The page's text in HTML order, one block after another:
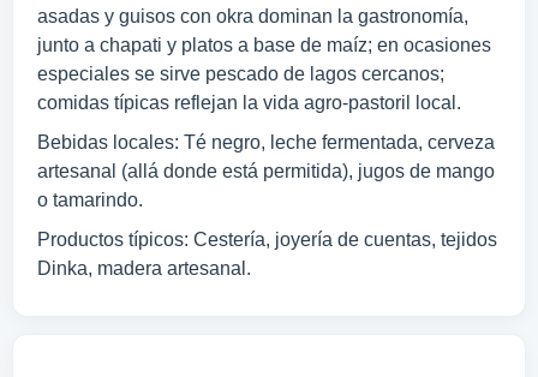
asadas y guisos con okra dominan la gastronomía,
junto a chapati y platos a base de maíz; en ocasiones
especiales se sirve pescado de lagos cercanos;
comidas típicas reflejan la vida agro-pastoril local.
Bebidas locales: Té negro, leche fermentada, cerveza
artesanal (allá donde está permitida), jugos de mango
o tamarindo.
Productos típicos: Cestería, joyería de cuentas, tejidos
Dinka, madera artesanal.